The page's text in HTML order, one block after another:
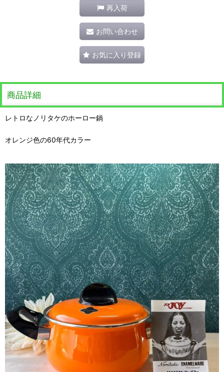
再入荷
お問い合わせ
お気に入り登録
商品詳細
レトロなノリタケのホーロー鍋
オレンジ色の60年代カラー